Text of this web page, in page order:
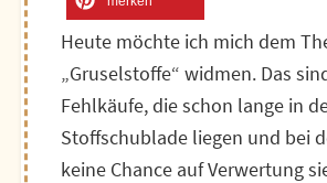
Heute möchte ich mich dem
„Gruselstoffe“ widmen. Das
Fehlkäufe, die schon lange in
Stoffschublade liegen und bei
keine Chance auf Verwertung